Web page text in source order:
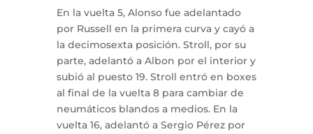
En la vuelta 5, Alonso fue adelantado
por Russell en la primera curva y cayó a
la decimosexta posición. Stroll, por su
parte, adelantó a Albon por el interior y
subió al puesto 19. Stroll entró en boxes
al final de la vuelta 8 para cambiar de
neumáticos blandos a medios. En la
vuelta 16, adelantó a Sergio Pérez por